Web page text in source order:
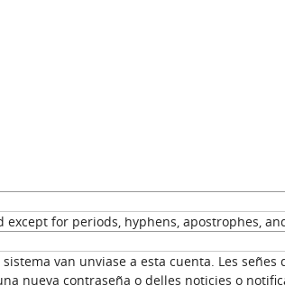
for periods, hyphens, apostrophes,
van unviase a esta cuenta. Les
nueva contraseña o delles noticies o